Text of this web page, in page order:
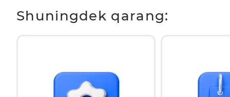
Shuningdek qarang: